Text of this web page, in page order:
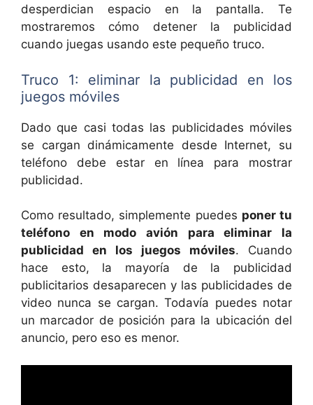
desperdician espacio en la pantalla. Te
mostraremos cómo detener la publicidad
cuando juegas usando este pequeño truco.
Truco 1: eliminar la publicidad en los
juegos móviles
Dado que casi todas las publicidades móviles
se cargan dinámicamente desde Internet, su
teléfono debe estar en línea para mostrar
publicidad.
Como resultado, simplemente puedes poner tu
teléfono en modo avión para eliminar la
publicidad en los juegos móviles. Cuando
hace esto, la mayoría de la publicidad
publicitarios desaparecen y las publicidades de
video nunca se cargan. Todavía puedes notar
un marcador de posición para la ubicación del
anuncio, pero eso es menor.